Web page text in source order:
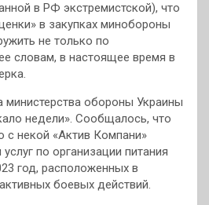
в РФ экстремистской), что
в закупках минобороны
не только по
словам, в настоящее время в
обороны Украины
недели». Сообщалось, что
с некой «Актив Компани»
по организации питания
год, расположенных в
боевых действий.